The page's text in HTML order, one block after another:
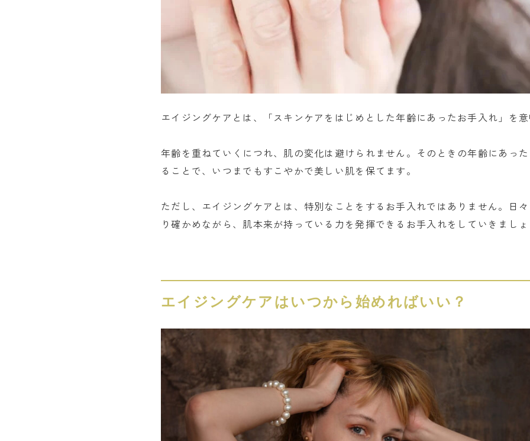
エイジングケアとは、「スキンケアをはじめとした年齢にあったお手入れ」を
年齢を重ねていくにつれ、肌の変化は避けられません。そのときの年齢にあっ
ることで、いつまでもすこやかで美しい肌を保てます。
ただし、エイジングケアとは、特別なことをするお手入れではありません。日
り確かめながら、肌本来が持っている力を発揮できるお手入れをしていきまし
エイジングケアはいつから始めればいい？